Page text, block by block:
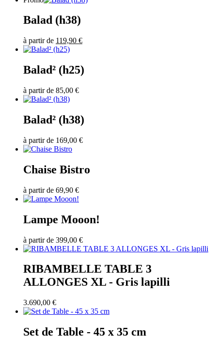
Balad (h38)
à partir de 119,90 €
Balad² (h25)
à partir de 85,00 €
Balad² (h38)
à partir de 169,00 €
Chaise Bistro
à partir de 69,90 €
Lampe Mooon!
à partir de 399,00 €
RIBAMBELLE TABLE 3
ALLONGES XL - Gris lapilli
3.690,00 €
Set de Table - 45 x 35 cm